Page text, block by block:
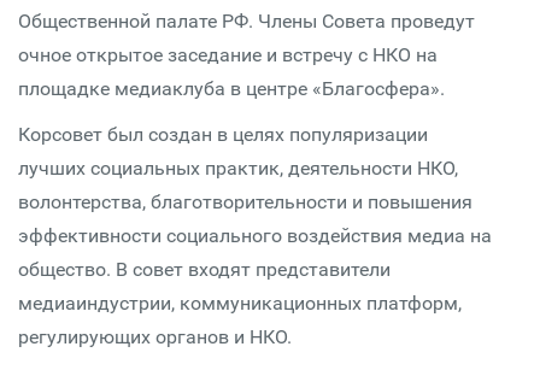
Общественной палате РФ. Члены Совета проведут
очное открытое заседание и встречу с НКО на
площадке медиаклуба в центре «Благосфера».
Корсовет был создан в целях популяризации
лучших социальных практик, деятельности НКО,
волонтерства, благотворительности и повышения
эффективности социального воздействия медиа на
общество. В совет входят представители
медиаиндустрии, коммуникационных платформ,
регулирующих органов и НКО.